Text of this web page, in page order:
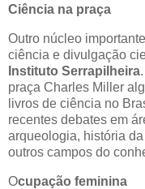
Ciência na praça
Outro núcleo
ciência e divulgação
Instituto Serrapilheira
praça Charles Miller
livros de ciência no
recentes debates em
arqueologia, história
outros campos do
Ocupação feminina